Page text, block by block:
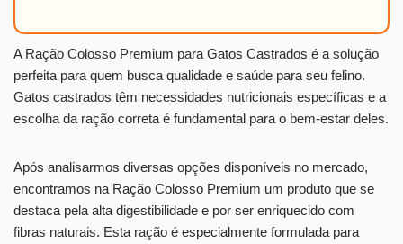
A Ração Colosso Premium para Gatos Castrados é a solução
perfeita para quem busca qualidade e saúde para seu felino.
Gatos castrados têm necessidades nutricionais específicas e a
escolha da ração correta é fundamental para o bem-estar deles.
Após analisarmos diversas opções disponíveis no mercado,
encontramos na Ração Colosso Premium um produto que se
destaca pela alta digestibilidade e por ser enriquecido com
fibras naturais. Esta ração é especialmente formulada para